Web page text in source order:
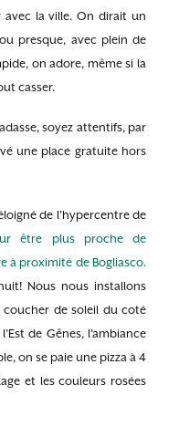
avec la ville. On dirait un
presque, avec plein de
on adore, même si la
casser.
soyez attentifs, par
une place gratuite hors
de l’hypercentre de
être plus proche de
à proximité de Bogliasco.
Nous nous installons
de soleil du coté
de Gênes, l’ambiance
on se paie une pizza à 4
et les couleurs rosées